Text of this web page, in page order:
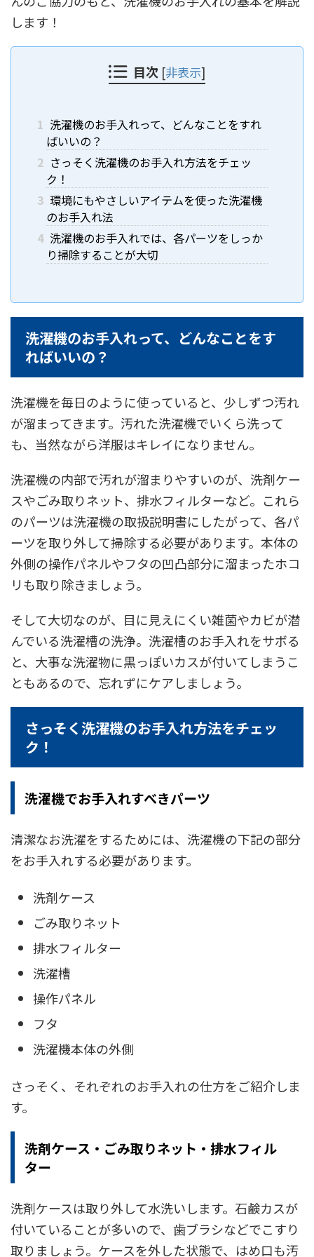
します！
目次 [非表示]
1 洗濯機のお手入れって、どんなことをすれ
ばいいの？
2 さっそく洗濯機のお手入れ方法をチェッ
ク！
3 環境にもやさしいアイテムを使った洗濯機
のお手入れ法
4 洗濯機のお手入れでは、各パーツをしっか
り掃除することが大切
洗濯機のお手入れって、どんなことをす
ればいいの？
洗濯機を毎日のように使っていると、少しずつ汚れ
が溜まってきます。汚れた洗濯機でいくら洗って
も、当然ながら洋服はキレイになりません。
洗濯機の内部で汚れが溜まりやすいのが、洗剤ケー
スやごみ取りネット、排水フィルターなど。これら
のパーツは洗濯機の取扱説明書にしたがって、各パ
ーツを取り外して掃除する必要があります。本体の
外側の操作パネルやフタの凹凸部分に溜まったホコ
リも取り除きましょう。
そして大切なのが、目に見えにくい雑菌やカビが潜
んでいる洗濯槽の洗浄。洗濯槽のお手入れをサボる
と、大事な洗濯物に黒っぽいカスが付いてしまうこ
ともあるので、忘れずにケアしましょう。
さっそく洗濯機のお手入れ方法をチェッ
ク！
洗濯機でお手入れすべきパーツ
清潔なお洗濯をするためには、洗濯機の下記の部分
をお手入れする必要があります。
洗剤ケース
ごみ取りネット
排水フィルター
洗濯槽
操作パネル
フタ
洗濯機本体の外側
さっそく、それぞれのお手入れの仕方をご紹介しま
す。
洗剤ケース・ごみ取りネット・排水フィル
ター
洗剤ケースは取り外して水洗いします。石鹸カスが
付いていることが多いので、歯ブラシなどでこすり
取りましょう。ケースを外した状態で、はめ口も汚